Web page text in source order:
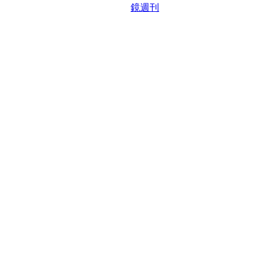
鏡週刊